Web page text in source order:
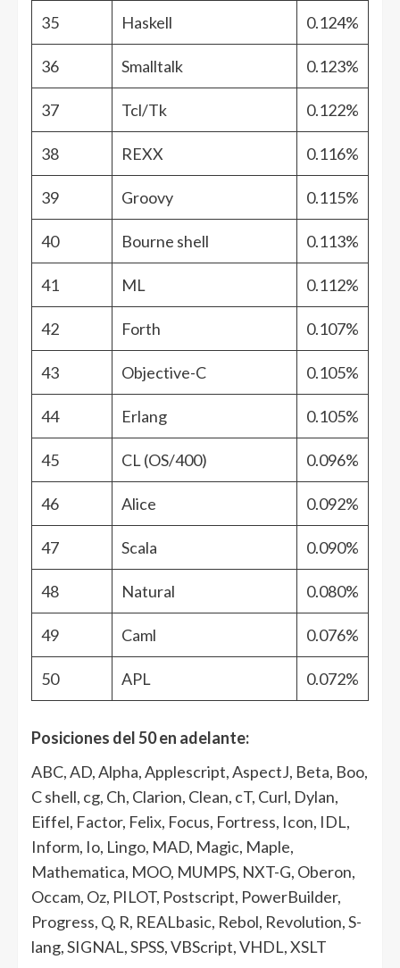
35 Haskell 0.124%
36 Smalltalk 0.123%
37 Tcl/Tk 0.122%
38 REXX 0.116%
39 Groovy 0.115%
40 Bourne shell 0.113%
41 ML 0.112%
42 Forth 0.107%
43 Objective-C 0.105%
44 Erlang 0.105%
45 CL (OS/400) 0.096%
46 Alice 0.092%
47 Scala 0.090%
48 Natural 0.080%
49 Caml 0.076%
50 APL 0.072%
Posiciones del 50 en adelante:
ABC, AD, Alpha, Applescript, AspectJ, Beta, Boo,
C shell, cg, Ch, Clarion, Clean, cT, Curl, Dylan,
Eiffel, Factor, Felix, Focus, Fortress, Icon, IDL,
Inform, Io, Lingo, MAD, Magic, Maple,
Mathematica, MOO, MUMPS, NXT-G, Oberon,
Occam, Oz, PILOT, Postscript, PowerBuilder,
Progress, Q, R, REALbasic, Rebol, Revolution, S-
lang, SIGNAL, SPSS, VBScript, VHDL, XSLT